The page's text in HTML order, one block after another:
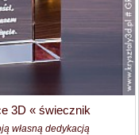
3D « świecznik
własną dedykacją